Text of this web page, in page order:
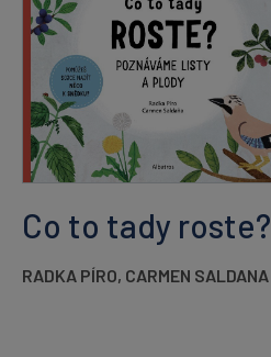
Co to tady roste?
RADKA PÍRO, CARMEN SALDANA